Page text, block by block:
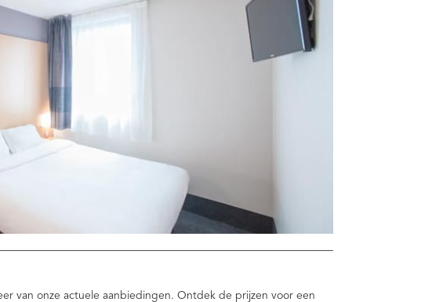
van onze actuele aanbiedingen. Ontdek de prijzen voor een